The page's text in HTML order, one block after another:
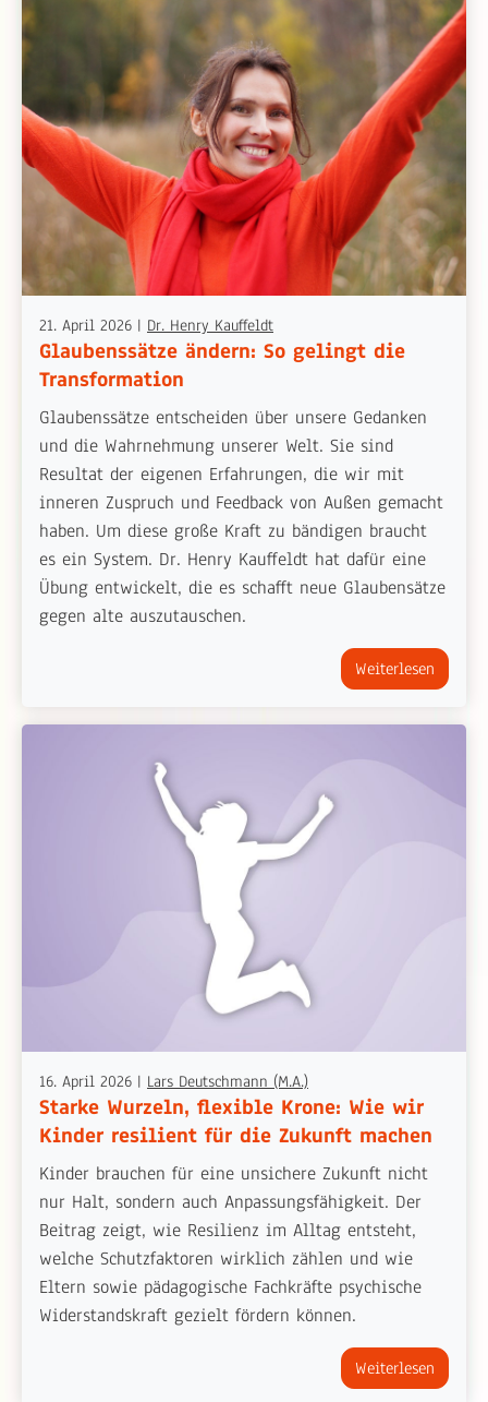
21. April 2026 | Dr. Henry Kauffeldt
Glaubenssätze ändern: So gelingt die
Transformation
Glaubenssätze entscheiden über unsere Gedanken
und die Wahrnehmung unserer Welt. Sie sind
Resultat der eigenen Erfahrungen, die wir mit
inneren Zuspruch und Feedback von Außen gemacht
haben. Um diese große Kraft zu bändigen braucht
es ein System. Dr. Henry Kauffeldt hat dafür eine
Übung entwickelt, die es schafft neue Glaubensätze
gegen alte auszutauschen.
Weiterlesen
16. April 2026 | Lars Deutschmann (M.A.)
Starke Wurzeln, flexible Krone: Wie wir
Kinder resilient für die Zukunft machen
Kinder brauchen für eine unsichere Zukunft nicht
nur Halt, sondern auch Anpassungsfähigkeit. Der
Beitrag zeigt, wie Resilienz im Alltag entsteht,
welche Schutzfaktoren wirklich zählen und wie
Eltern sowie pädagogische Fachkräfte psychische
Widerstandskraft gezielt fördern können.
Weiterlesen